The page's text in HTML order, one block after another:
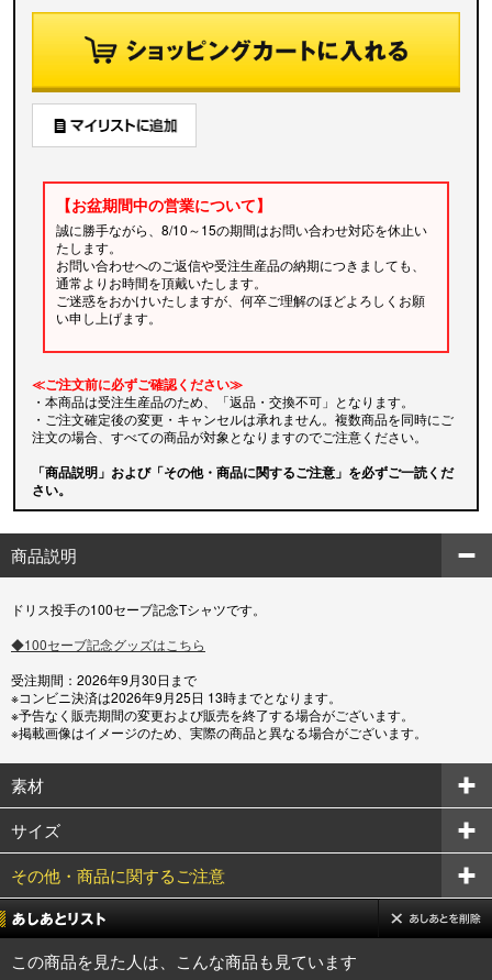
【お盆期間中の営業について】
誠に勝手ながら、8/10～15の期間はお問い合わせ対応を休止い
たします。
お問い合わせへのご返信や受注生産品の納期につきましても、
通常よりお時間を頂戴いたします。
ご迷惑をおかけいたしますが、何卒ご理解のほどよろしくお願
い申し上げます。
≪ご注文前に必ずご確認ください≫
・本商品は受注生産品のため、「返品・交換不可」となります。
・ご注文確定後の変更・キャンセルは承れません。複数商品を同時にご
注文の場合、すべての商品が対象となりますのでご注意ください。
「商品説明」および「その他・商品に関するご注意」を必ずご一読くだ
さい。
商品説明
ドリス投手の100セーブ記念Tシャツです。
◆100セーブ記念グッズはこちら
受注期間：2026年9月30日まで
※コンビニ決済は2026年9月25日 13時までとなります。
※予告なく販売期間の変更および販売を終了する場合がございます。
※掲載画像はイメージのため、実際の商品と異なる場合がございます。
素材
サイズ
その他・商品に関するご注意
この商品を見た人は、こんな商品も見ています